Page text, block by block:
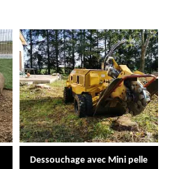
Dessouchage avec Mini pelle